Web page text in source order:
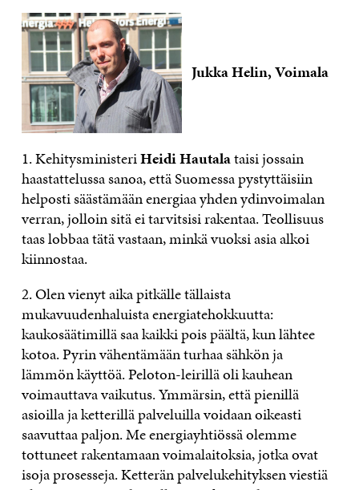
Jukka Helin, Voimala
1. KehitysministeriHeidi Hautalataisi jossain
haastattelussa sanoa, että Suomessa pystyttäisiin
helposti säästämään energiaa yhden ydinvoimalan
verran, jolloin sitä ei tarvitsisi rakentaa. Teollisuus
taas lobbaa tätä vastaan, minkä vuoksi asia alkoi
kiinnostaa.
2. Olen vienyt aika pitkälle tällaista
mukavuudenhaluista energiatehokkuutta:
kaukosäätimillä saa kaikki pois päältä, kun lähtee
kotoa. Pyrin vähentämään turhaa sähkön ja
lämmön käyttöä. Peloton-leirillä oli kauhean
voimauttava vaikutus. Ymmärsin, että pienillä
asioilla ja ketterillä palveluilla voidaan oikeasti
saavuttaa paljon. Me energiayhtiössä olemme
tottuneet rakentamaan voimalaitoksia, jotka ovat
isoja prosesseja. Ketterän palvelukehityksen viestiä